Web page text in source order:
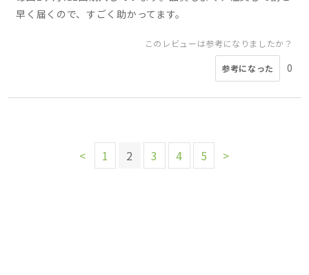
早く届くので、すごく助かってます。
このレビューは参考になりましたか？
参考になった 0
< 1 2 3 4 5 >